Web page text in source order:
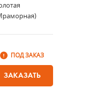
ПОД ЗАКАЗ
ЗАКАЗАТЬ